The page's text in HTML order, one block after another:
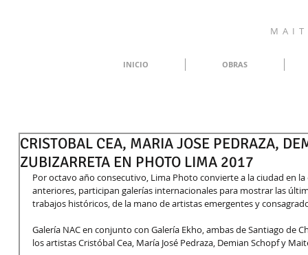
M A I T
INICIO OBRAS
CRISTOBAL CEA, MARIA JOSE PEDRAZA,
ZUBIZARRETA EN PHOTO LIMA 2017
Por octavo año consecutivo, Lima Photo convierte a la ciudad en
anteriores, participan galerías internacionales para mostrar las
trabajos históricos, de la mano de artistas emergentes y
Galería NAC en conjunto con Galería Ekho, ambas de Santiago de
los artistas Cristóbal Cea, María José Pedraza, Demian Schopf y